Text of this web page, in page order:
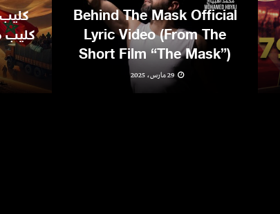
Behind The Mask Official
Lyric Video (From The
Short Film “The Mask”)
29 مارس، 2025
كليب